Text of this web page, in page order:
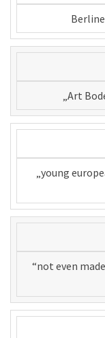
„Art
„young
“not even